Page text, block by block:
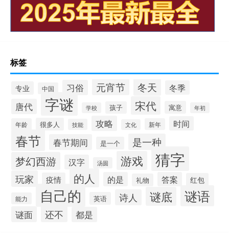
标签
专业 中国 习俗 元宵节 冬天 冬季
唐代 字谜 学校 孩子 宋代 寓意 年初
年龄 很多人 技能 攻略 文化 新年 时间
春节 春节期间 是一个 是一种
梦幻西游 汉字 汤圆 游戏 猜字
玩家 疫情 的人 的是 礼物 答案 红包
能力 自己的 英语 诗人 谜底 谜语
谜面 还不 都是